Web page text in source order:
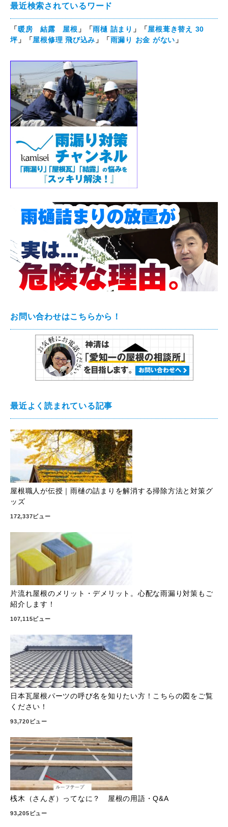
最近検索されているワード
「暖房 結露 屋根 」「雨樋 詰まり 」「屋根葺き替え 30
坪」「屋根修理 飛び込み 」「雨漏り お金 がない 」
お問い合わせはこちらから！
最近よく読まれている記事
屋根職人が伝授｜雨樋の詰まりを解消する掃除方法と対策グ
ッズ
172,337ビュー
片流れ屋根のメリット・デメリット。心配な雨漏り対策もご
紹介します！
107,115ビュー
日本瓦屋根パーツの呼び名を知りたい方！こちらの図をご覧
ください！
93,720ビュー
桟木（さんぎ）ってなに？ 屋根の用語・Q&A
93,205ビュー